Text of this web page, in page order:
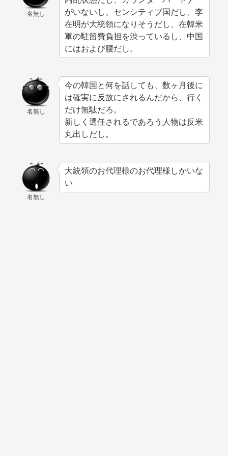
名無し
がいないし、センシティブ国だし、李
在明が大統領になりそうだし、在韓米
軍の駐留費負担を渋っているし、中国
にはおよび腰だし。
名無し
今の韓国と何を話しても、数ヶ月後に
は確実に反故にされるんだから、行く
だけ無駄だろ。
新しく選任されるであろう人物は反米
丸出しだし。
名無し
大統領のお代理様のお代理様しかいな
い